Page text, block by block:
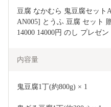
豆腐 なかむら 鬼豆腐セット
AN005] とうふ 豆腐 セット
14000 14000円 のし プレゼン
内容量
鬼豆腐1丁(約800g) × 1